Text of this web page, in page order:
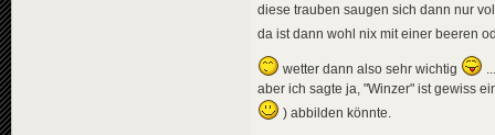
diese trauben saugen sich dann nur
da ist dann wohl nix mit einer beeren
wetter dann also sehr wichtig
aber ich sagte ja, "Winzer" ist gewiss
) abbilden könnte.